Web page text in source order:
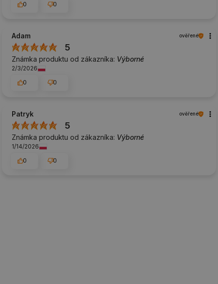
0
0
Adam ověřené
5
Známka produktu od zákazníka: Výborné
2/3/2026
0
0
Patryk ověřené
5
Známka produktu od zákazníka: Výborné
1/14/2026
0
0